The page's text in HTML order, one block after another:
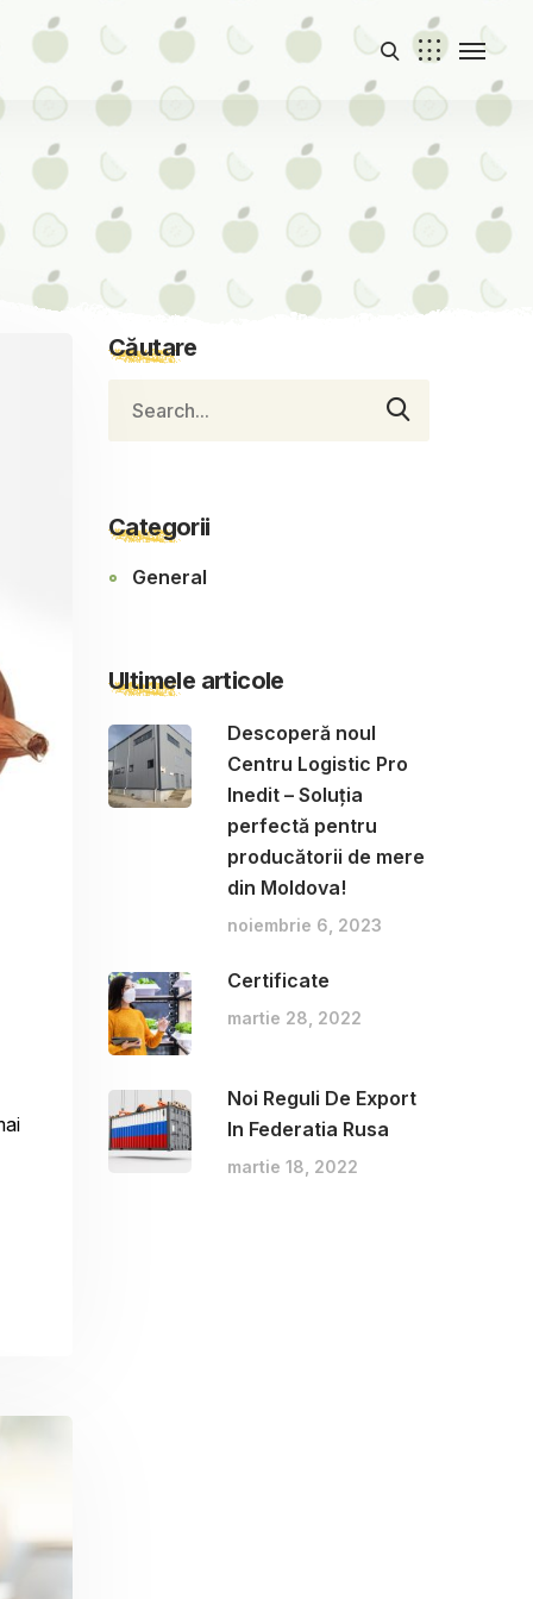
Căutare
Categorii
General
Ultimele articole
Descoperă noul
Centru Logistic Pro
Inedit – Soluția
perfectă pentru
producătorii de mere
din Moldova!
noiembrie 6, 2023
Certificate
martie 28, 2022
Noi Reguli De Export
In Federatia Rusa
martie 18, 2022